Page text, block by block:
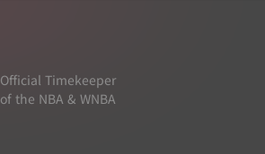
Official Timekeeper
of the NBA & WNBA